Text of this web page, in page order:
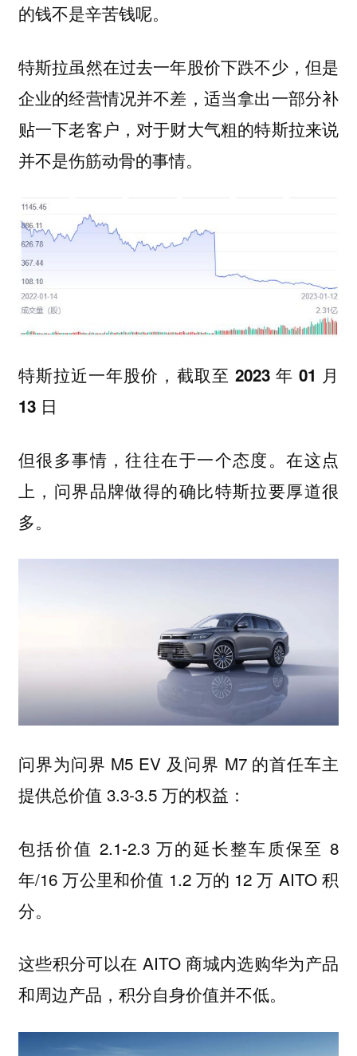
的钱不是辛苦钱呢。
特斯拉虽然在过去一年股价下跌不少，但是
企业的经营情况并不差，适当拿出一部分补
贴一下老客户，对于财大气粗的特斯拉来说
并不是伤筋动骨的事情。
特斯拉近一年股价，截取至 2023 年 01 月
13 日
但很多事情，往往在于一个态度。在这点
上，问界品牌做得的确比特斯拉要厚道很
多。
问界为问界 M5 EV 及问界 M7 的首任车主
提供总价值 3.3-3.5 万的权益：
包括价值 2.1-2.3 万的延长整车质保至 8
年/16 万公里和价值 1.2 万的 12 万 AITO 积
分。
这些积分可以在 AITO 商城内选购华为产品
和周边产品，积分自身价值并不低。